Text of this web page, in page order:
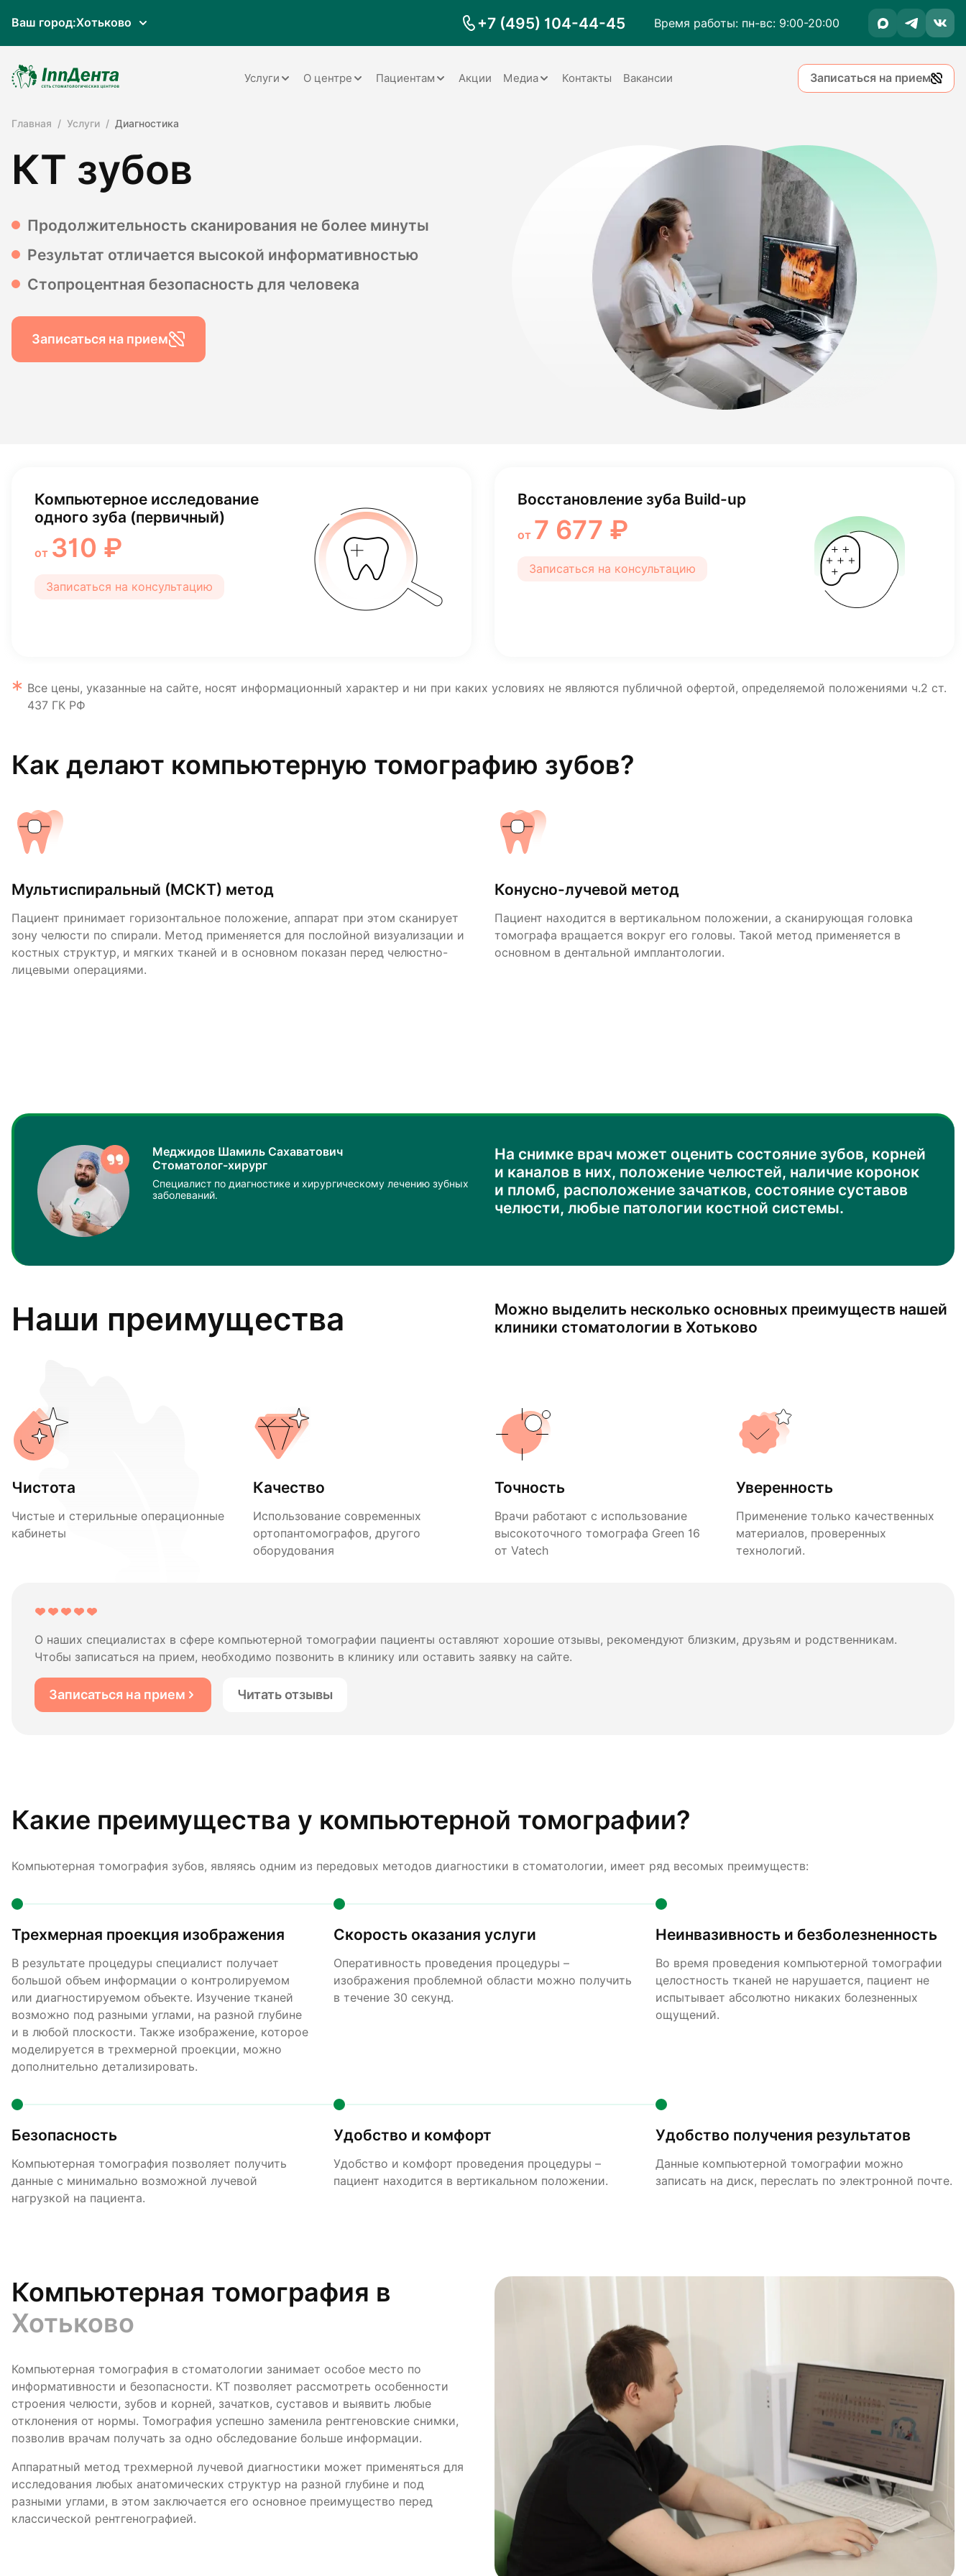
Ваш город:Хотьково +7 (495) 104-44-45 Время работы: пн-вс: 9:00-20:00
Услуги О центре Пациентам Акции Медиа Контакты Вакансии Записаться на прием
Главная Услуги Диагностика
КТ зубов
Продолжительность сканирования не более минуты
Результат отличается высокой информативностью
Стопроцентная безопасность для человека
Записаться на прием
Компьютерное исследование
одного зуба (первичный)
от 310 ₽
Записаться на консультацию
Восстановление зуба Build-up
от 7 677 ₽
Записаться на консультацию
Все цены, указанные на сайте, носят информационный характер и ни при каких условиях не являются публичной офертой, определяемой положениями ч.2 ст.
437 ГК РФ
Как делают компьютерную томографию зубов?
Мультиспиральный (МСКТ) метод
Пациент принимает горизонтальное положение, аппарат при этом сканирует
зону челюсти по спирали. Метод применяется для послойной визуализации и
костных структур, и мягких тканей и в основном показан перед челюстно-
лицевыми операциями.
Конусно-лучевой метод
Пациент находится в вертикальном положении, а сканирующая головка
томографа вращается вокруг его головы. Такой метод применяется в
основном в дентальной имплантологии.
Меджидов Шамиль Сахаватович
Стоматолог-хирург
Специалист по диагностике и хирургическому лечению зубных
заболеваний.
На снимке врач может оценить состояние зубов, корней
и каналов в них, положение челюстей, наличие коронок
и пломб, расположение зачатков, состояние суставов
челюсти, любые патологии костной системы.
Наши преимущества
Можно выделить несколько основных преимуществ нашей
клиники стоматологии в Хотьково
Чистота
Чистые и стерильные операционные
кабинеты
Качество
Использование современных
ортопантомографов, другого
оборудования
Точность
Врачи работают с использование
высокоточного томографа Green 16
от Vatech
Уверенность
Применение только качественных
материалов, проверенных
технологий.
О наших специалистах в сфере компьютерной томографии пациенты оставляют хорошие отзывы, рекомендуют близким, друзьям и родственникам.
Чтобы записаться на прием, необходимо позвонить в клинику или оставить заявку на сайте.
Записаться на прием Читать отзывы
Какие преимущества у компьютерной томографии?
Компьютерная томография зубов, являясь одним из передовых методов диагностики в стоматологии, имеет ряд весомых преимуществ:
Трехмерная проекция изображения
В результате процедуры специалист получает
большой объем информации о контролируемом
или диагностируемом объекте. Изучение тканей
возможно под разными углами, на разной глубине
и в любой плоскости. Также изображение, которое
моделируется в трехмерной проекции, можно
дополнительно детализировать.
Скорость оказания услуги
Оперативность проведения процедуры –
изображения проблемной области можно получить
в течение 30 секунд.
Неинвазивность и безболезненность
Во время проведения компьютерной томографии
целостность тканей не нарушается, пациент не
испытывает абсолютно никаких болезненных
ощущений.
Безопасность
Компьютерная томография позволяет получить
данные с минимально возможной лучевой
нагрузкой на пациента.
Удобство и комфорт
Удобство и комфорт проведения процедуры –
пациент находится в вертикальном положении.
Удобство получения результатов
Данные компьютерной томографии можно
записать на диск, переслать по электронной почте.
Компьютерная томография в
Хотьково
Компьютерная томография в стоматологии занимает особое место по
информативности и безопасности. КТ позволяет рассмотреть особенности
строения челюсти, зубов и корней, зачатков, суставов и выявить любые
отклонения от нормы. Томография успешно заменила рентгеновские снимки,
позволив врачам получать за одно обследование больше информации.
Аппаратный метод трехмерной лучевой диагностики может применяться для
исследования любых анатомических структур на разной глубине и под
разными углами, в этом заключается его основное преимущество перед
классической рентгенографией.